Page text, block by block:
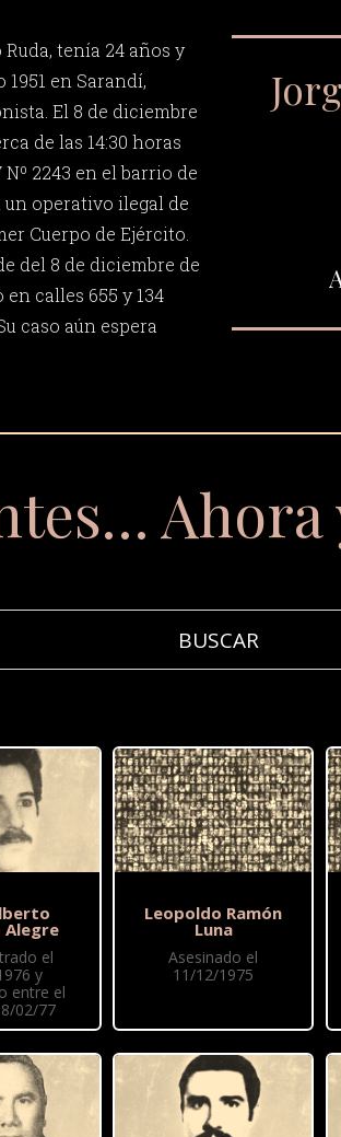
tenía 24 años y
en Sarandí,
El 8 de diciembre
de las 14:30 horas
2243 en el barrio de
un operativo ilegal de
Cuerpo de Ejército.
del 8 de diciembre de
en calles 655 y 134
caso aún espera
Alegre
el
y
entre el
02/77
Leopoldo Ramón
Luna
Asesinado el
11/12/1975